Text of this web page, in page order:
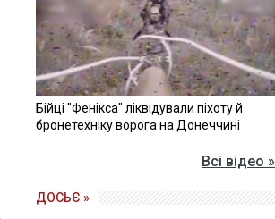
Бійці "Фенікса" ліквідували піхоту й
бронетехніку ворога на Донеччині
Всі відео »
ДОСЬЄ »